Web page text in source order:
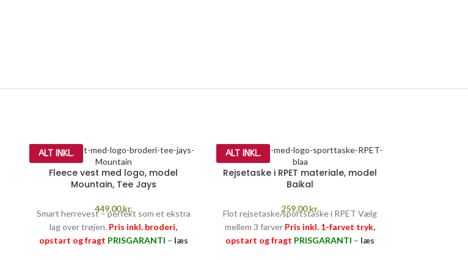
ALT INKL.
Fleece vest med logo, model
Mountain, Tee Jays
449,00kr.
Smart herrevest – perfekt som et ekstra
lag over trøjen. Pris inkl. broderi,
opstart og fragt PRISGARANTI – læs
ALT INKL.
Rejsetaske i RPET materiale, model
Baikal
259,00kr.
Flot rejsetaske/sportstaske i RPET Vælg
mellem 3 farver Pris inkl. 1-farvet tryk,
opstart og fragt PRISGARANTI – læs